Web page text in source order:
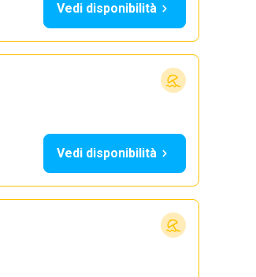
Vedi disponibilità
Vedi disponibilità